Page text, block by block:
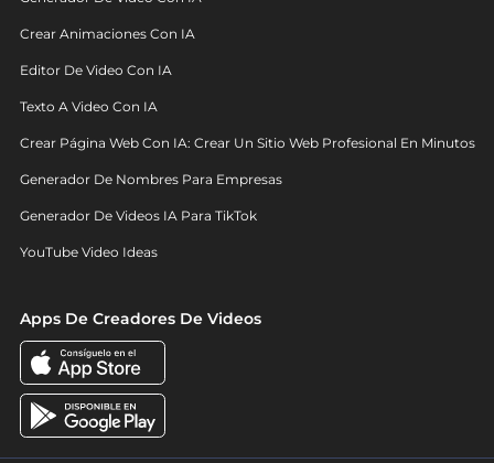
Crear Animaciones Con IA
Editor De Video Con IA
Texto A Video Con IA
Crear Página Web Con IA: Crear Un Sitio Web Profesional En Minutos
Generador De Nombres Para Empresas
Generador De Videos IA Para TikTok
YouTube Video Ideas
Apps De Creadores De Videos